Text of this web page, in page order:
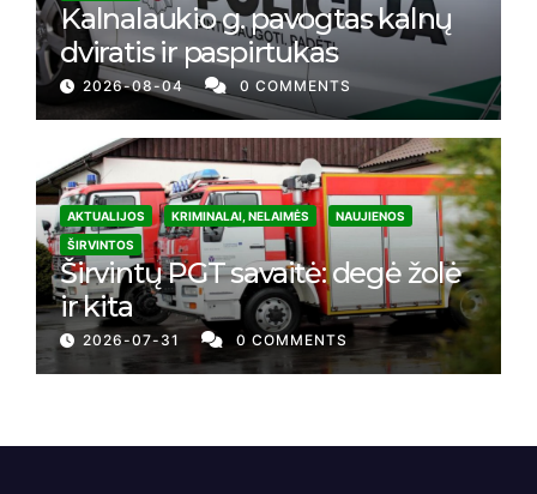
Kalnalaukio g. pavogtas kalnų
dviratis ir paspirtukas
2026-08-04 0 COMMENTS
AKTUALIJOS KRIMINALAI, NELAIMĖS
NAUJIENOS
ŠIRVINTOS
Širvintų PGT savaitė: degė žolė
ir kita
2026-07-31 0 COMMENTS